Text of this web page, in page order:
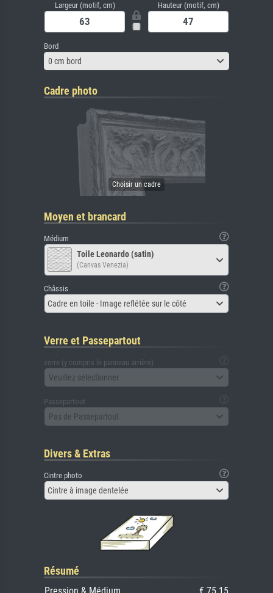
Largeur (motif, cm) Hauteur (motif, cm)
Bord
0 cm bord
Cadre photo
Moyen et brancard
Médium
Toile Leonardo (satin)
(Canvas Venezia)
Châssis
Cadre en toile - Image reflétée sur le côté
Verre et Passepartout
verre (y compris le panneau arrière)
Veuillez sélectionner
Passepartout
Pas de Passepartout
Divers & Extras
Cintre photo
Cintre à image dentelée
Résumé